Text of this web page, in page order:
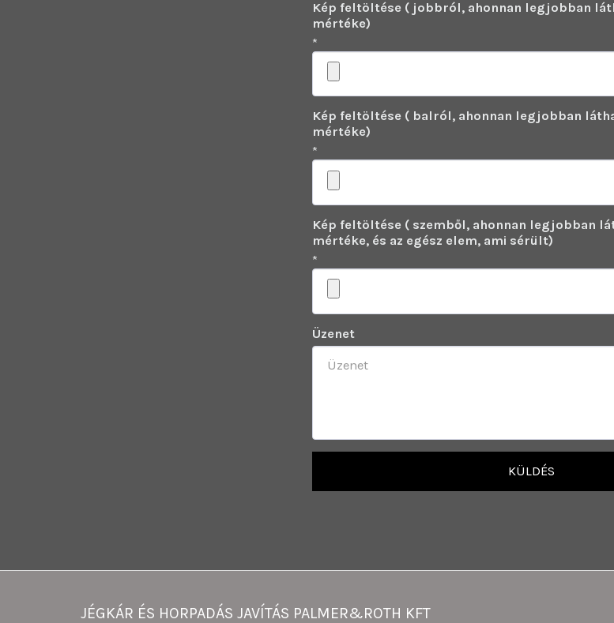
Kép feltöltése ( jobbról, ahonnan legjobban
mértéke)
*
Kép feltöltése ( balról, ahonnan legjobban
mértéke)
*
Kép feltöltése ( szemből, ahonnan legjobban
mértéke, és az egész elem, ami sérült)
*
Üzenet
KÜLDÉS
JÉGKÁR ÉS HORPADÁS JAVÍTÁS PALMER&ROTH KFT